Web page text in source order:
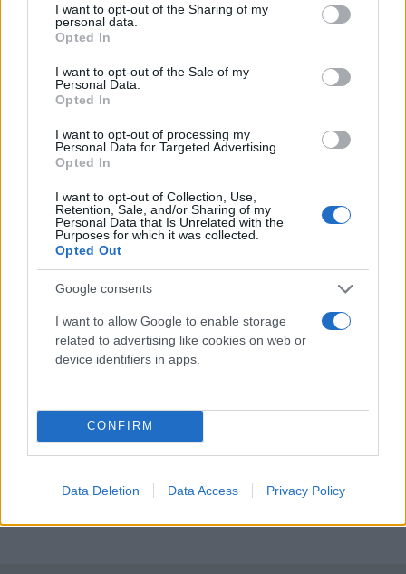
not limited to your visit or usage behaviour. You may click to
grant or deny consent to Google and its third-party tags to
use your data for below specified purposes in below Google
consent section.
I want to opt-out of the Sharing of my
personal data.
Opted In
I want to opt-out of the Sale of my
Personal Data.
Opted In
I want to opt-out of processing my
Personal Data for Targeted Advertising.
Opted In
I want to opt-out of Collection, Use,
Retention, Sale, and/or Sharing of my
Personal Data that Is Unrelated with the
Purposes for which it was collected.
Opted Out
Google consents
I want to allow Google to enable storage
related to advertising like cookies on web or
device identifiers in apps.
CONFIRM
Data Deletion Data Access Privacy Policy